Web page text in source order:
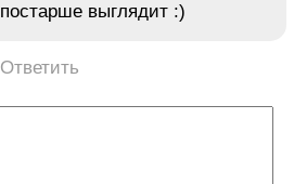
постарше выглядит :)
Ответить